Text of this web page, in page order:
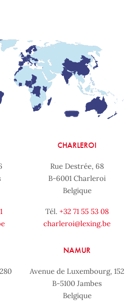
CHARLEROI
Rue Destrée, 68
B-6001 Charleroi
Belgique
Tél. +32 71 55 53 08
charleroi@lexing.be
NAMUR
Avenue de Luxembourg, 152
B-5100 Jambes
Belgique